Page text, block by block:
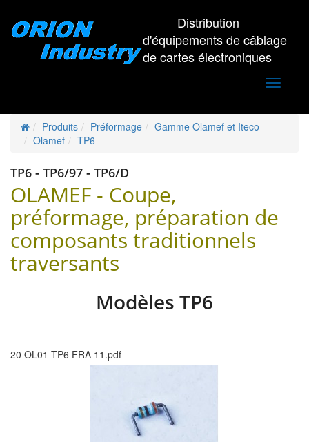
Distribution
d'équipements de câblage
de cartes électroniques
Toggle
Produits Préformage
Gamme Olamef et Iteco
Olamef
TP6
TP6 - TP6/97 - TP6/D
OLAMEF - Coupe,
préformage, préparation de
composants traditionnels
traversants
Modèles TP6
20 OL01 TP6 FRA 11.pdf